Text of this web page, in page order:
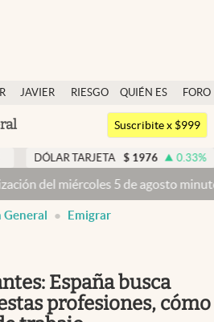
JAVIER
RIESGO
QUIÉN ES
QUIÉN
FORO
Argentina
México
Suscribite x $999
$ 1976 0.33% DÓLAR
5 de agosto minuto a minuto
Emigrar
España busca
profesiones, cómo